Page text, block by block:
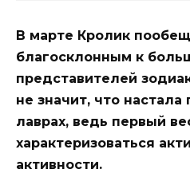
В марте Кролик
благосклонным к
представителей
не значит, что настала
лаврах, ведь первый
характеризоваться
активности.